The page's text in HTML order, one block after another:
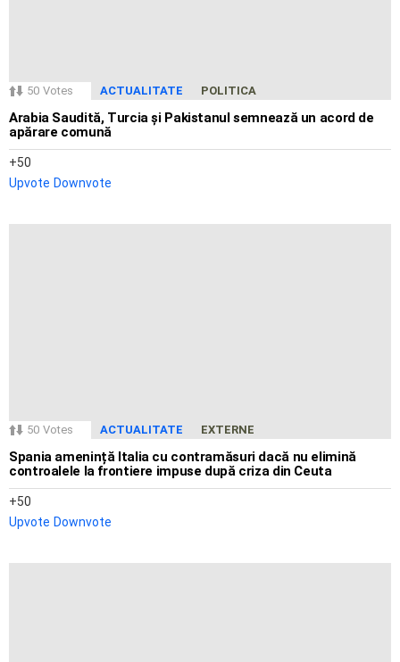
50 Votes ACTUALITATE POLITICA
Arabia Saudită, Turcia și Pakistanul semnează un acord de
apărare comună
50
Upvote Downvote
50 Votes ACTUALITATE EXTERNE
Spania amenință Italia cu contramăsuri dacă nu elimină
controalele la frontiere impuse după criza din Ceuta
50
Upvote Downvote